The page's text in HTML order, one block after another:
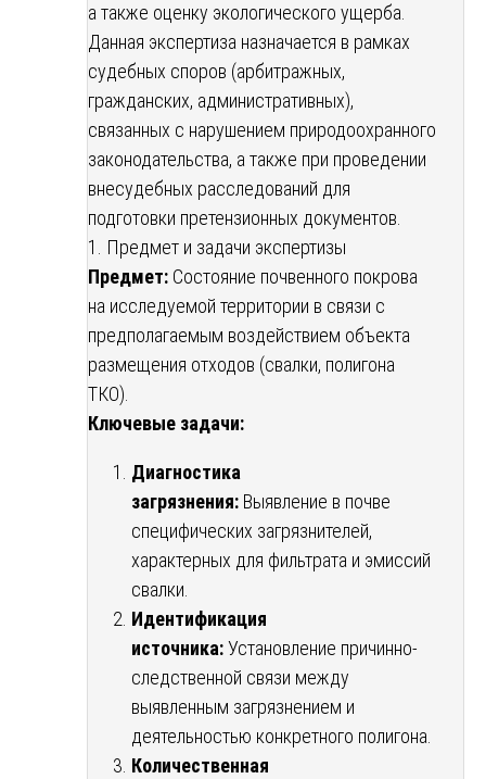
а также оценку экологического ущерба.
Данная экспертиза назначается в рамках
судебных споров (арбитражных,
гражданских, административных),
связанных с нарушением природоохранного
законодательства, а также при проведении
внесудебных расследований для
подготовки претензионных документов.
1. Предмет и задачи экспертизы
Предмет: Состояние почвенного покрова
на исследуемой территории в связи с
предполагаемым воздействием объекта
размещения отходов (свалки, полигона
ТКО).
Ключевые задачи:
Диагностика
загрязнения: Выявление в почве
специфических загрязнителей,
характерных для фильтрата и эмиссий
свалки.
Идентификация
источника:Установление причинно-
следственной связи между
выявленным загрязнением и
деятельностью конкретного полигона.
Количественная